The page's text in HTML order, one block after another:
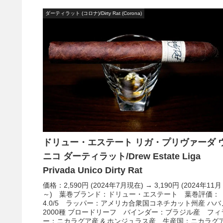
ダーティラット (コロナ)/Dirty Rat (Corona)
ドリュー・エステート リガ・プリヴァーダ
ニコ ダーティラット/Drew Estate Liga
Privada Unico Dirty Rat
価格：2,590円 (2024年7月現在) → 3,190円 (2024年11月
～) 葉巻ブランド：ドリュー・エステート 葉巻評価：
4.0/5 ラッパー：アメリカ合衆国コネチカット州産 ハバ
2000種 ブロードリーフ バインダー：ブラジル産 フィ
ー：ニカラグア産 & ホンジュラス産 生産国：ニカラグ